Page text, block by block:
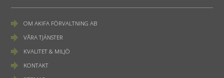
OM AKIFA FÖRVALTNING AB
VÅRA TJÄNSTER
KVALITET & MILJÖ
KONTAKT